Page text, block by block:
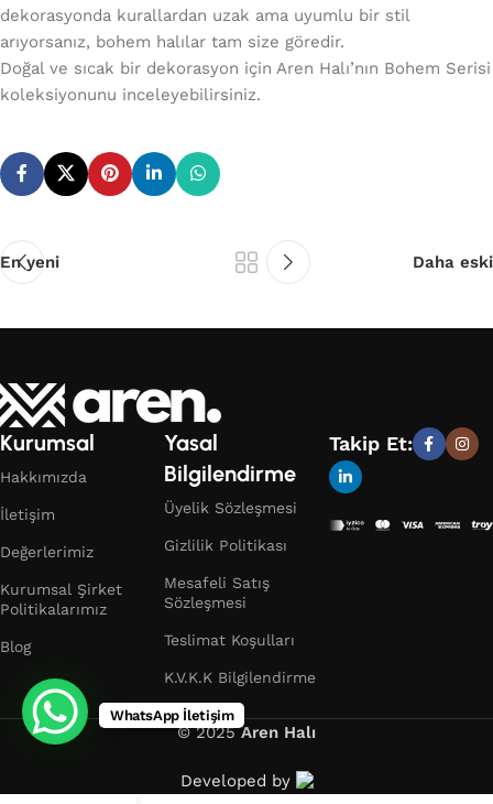
dekorasyonda kurallardan uzak ama uyumlu bir stil
arıyorsanız, bohem halılar tam size göredir.
Doğal ve sıcak bir dekorasyon için Aren Halı’nın Bohem Serisi
koleksiyonunu inceleyebilirsiniz.
En yeni Daha eski
Kurumsal
Hakkımızda
İletişim
Değerlerimiz
Kurumsal Şirket
Politikalarımız
Blog
Yasal
Bilgilendirme
Üyelik Sözleşmesi
Gizlilik Politikası
Mesafeli Satış
Sözleşmesi
Teslimat Koşulları
K.V.K.K Bilgilendirme
Takip Et:
© 2025Aren Halı
Developed by
WhatsApp İletişim